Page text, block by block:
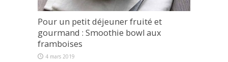
Pour un petit déjeuner fruité et
gourmand : Smoothie bowl aux
framboises
4 mars 2019